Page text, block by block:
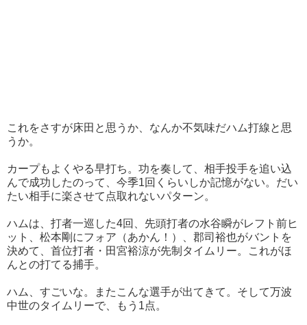
これをさすが床田と思うか、なんか不気味だハム打線と思
うか。
カープもよくやる早打ち。功を奏して、相手投手を追い込
んで成功したのって、今季1回くらいしか記憶がない。だい
たい相手に楽させて点取れないパターン。
ハムは、打者一巡した4回、先頭打者の水谷瞬がレフト前ヒ
ット、松本剛にフォア（あかん！）、郡司裕也がバントを
決めて、首位打者・田宮裕涼が先制タイムリー。これがほ
んとの打てる捕手。
ハム、すごいな。またこんな選手が出てきて。そして万波
中世のタイムリーで、もう1点。